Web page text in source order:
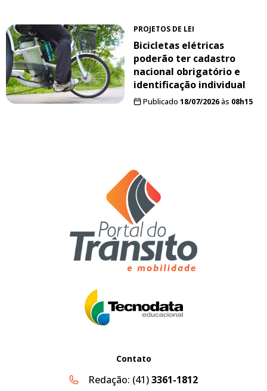
PROJETOS DE LEI
Bicicletas elétricas
poderão ter cadastro
nacional obrigatório e
identificação individual
Publicado 18/07/2026às 08h15
Contato
Redação: (41)3361-1812